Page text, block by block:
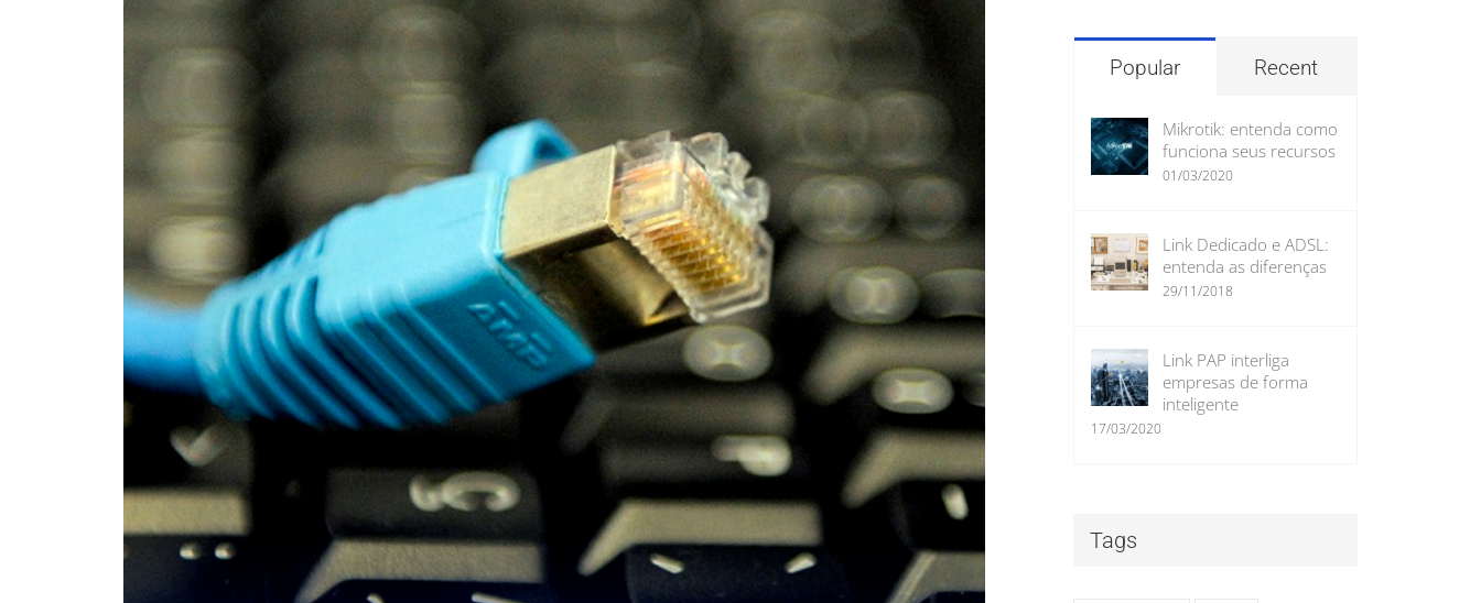
Popular Recent
Mikrotik: entenda como
funciona seus recursos
01/03/2020
Link Dedicado e ADSL:
entenda as diferenças
29/11/2018
Link PAP interliga
empresas de forma
inteligente
17/03/2020
Tags